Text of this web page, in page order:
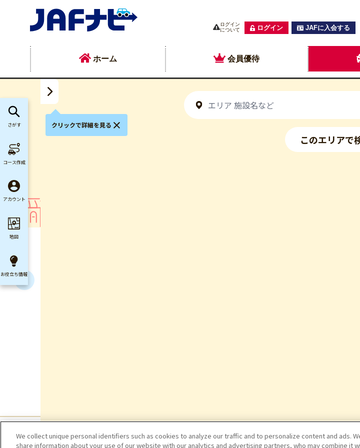
ログイン
について
ログイン JAFに入会する
ホーム 会員優待
このエリアで
クリックで詳細を見る
さがす
コース作成
アカウント
地図
お役立ち情報
We collect unique personal identifiers such as cookies to analyze our traffic and to personalize content and ads.
share information about your use of our website with our analytics and advertising partners, who may combine it